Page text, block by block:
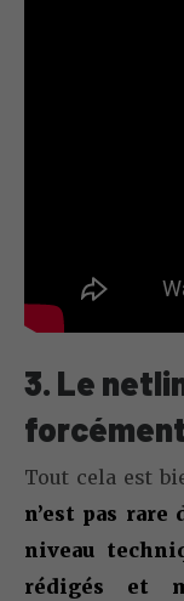
3. Le
forcément
Tout cela est
n’est pas
niveau
rédigés et